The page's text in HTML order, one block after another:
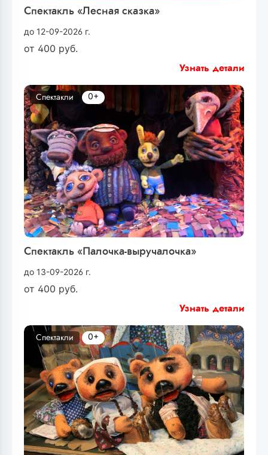
Спектакль «Лесная сказка»
до 12-09-2026 г.
от 400 руб.
Узнать детали
Спектакль «Палочка-выручалочка»
до 13-09-2026 г.
от 400 руб.
Спектакли 0+
Узнать детали
Спектакли 0+